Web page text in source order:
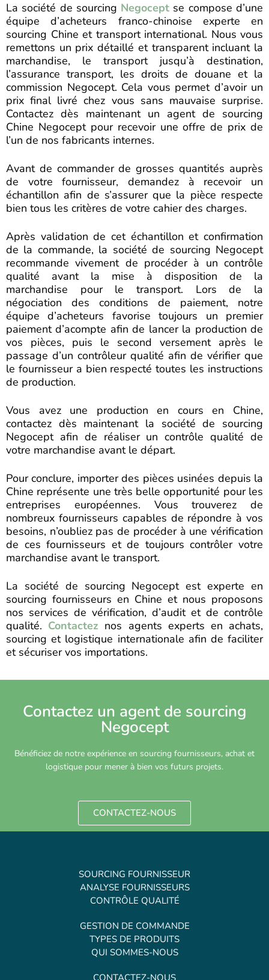
La société de sourcing Negocept se compose d’une
équipe d’acheteurs franco-chinoise experte en
sourcing Chine et transport international. Nous vous
remettons un prix détaillé et transparent incluant la
marchandise, le transport jusqu’à destination,
l’assurance transport, les droits de douane et la
commission Negocept. Cela vous permet d’avoir un
prix final livré chez vous sans mauvaise surprise.
Contactez dès maintenant un agent de sourcing
Chine Negocept pour recevoir une offre de prix de
l’un de nos fabricants internes.
Avant de commander de grosses quantités auprès
de votre fournisseur, demandez à recevoir un
échantillon afin de s’assurer que la pièce respecte
bien tous les critères de votre cahier des charges.
Après validation de cet échantillon et confirmation
de la commande, la société de sourcing Negocept
recommande vivement de procéder à un contrôle
qualité avant la mise à disposition de la
marchandise pour le transport. Lors de la
négociation des conditions de paiement, notre
équipe d’acheteurs favorise toujours un premier
paiement d’acompte afin de lancer la production de
vos pièces, puis le second versement après le
passage d’un contrôleur qualité afin de vérifier que
le fournisseur a bien respecté toutes les instructions
de production.
Vous avez une production en cours en Chine,
contactez dès maintenant la société de sourcing
Negocept afin de réaliser un contrôle qualité de
votre marchandise avant le départ.
Pour conclure, importer des pièces usinées depuis la
Chine représente une très belle opportunité pour les
entreprises européennes. Vous trouverez de
nombreux fournisseurs capables de répondre à vos
besoins, n’oubliez pas de procéder à une vérification
de ces fournisseurs et de toujours contrôler votre
marchandise avant le transport.
La société de sourcing Negocept est experte en
sourcing fournisseurs en Chine et nous proposons
nos services de vérification, d’audit et de contrôle
qualité. Contactez nos agents experts en achats,
sourcing et logistique internationale afin de faciliter
et sécuriser vos importations.
Contactez un agent de sourcing
Negocept
Bénéficiez de notre expérience en sourcing fournisseurs, achat et
logistique pour mener à bien vos futurs projets.
CONTACTEZ-NOUS
SOURCING FOURNISSEUR
ANALYSE FOURNISSEURS
CONTRÔLE QUALITÉ
GESTION DE COMMANDE
TYPES DE PRODUITS
QUI SOMMES-NOUS